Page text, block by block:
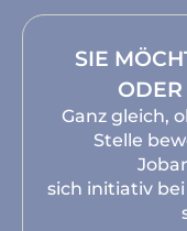
SIE
Ganz gleich,
Stelle
sich initiativ